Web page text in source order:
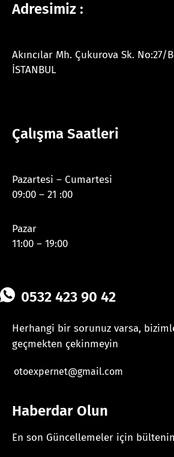
Adresimiz :
Akıncılar Mh. Çukurova Sk. No:27/
İSTANBUL
Çalışma Saatleri
Pazartesi – Cumartesi
09:00 – 21 :00
Pazar
11:00 – 19:00
0532 423 90 42
Herhangi bir sorunuz varsa,
geçmekten çekinmeyin
otoexpernet@gmail.com
Haberdar Olun
En son Güncellemeler için